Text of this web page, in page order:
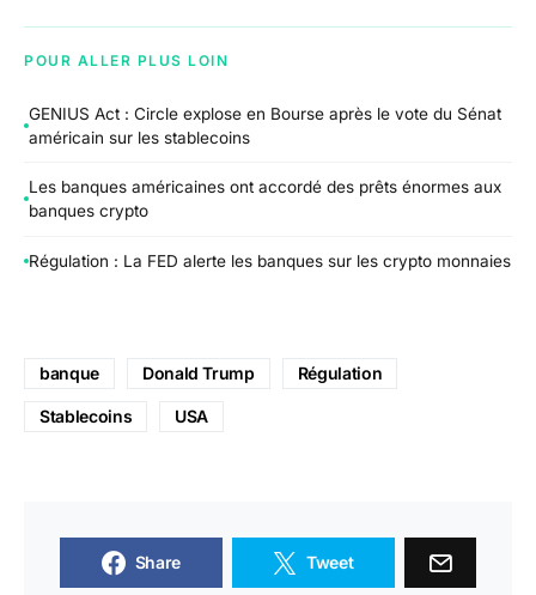
POUR ALLER PLUS LOIN
GENIUS Act : Circle explose en Bourse après le vote du Sénat
américain sur les stablecoins
Les banques américaines ont accordé des prêts énormes aux
banques crypto
Régulation : La FED alerte les banques sur les crypto monnaies
banque Donald Trump Régulation
Stablecoins USA
Share Tweet